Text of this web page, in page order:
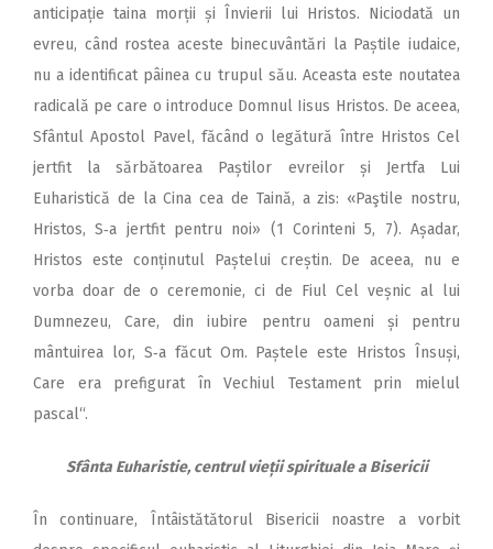
anticipație taina morții și Învierii lui Hristos. Niciodată un
evreu, când rostea aceste binecuvântări la Paștile iudaice,
nu a identificat pâinea cu trupul său. Aceasta este noutatea
radicală pe care o introduce Domnul Iisus Hristos. De aceea,
Sfântul Apostol Pavel, făcând o legătură între Hristos Cel
jertfit la sărbătoarea Paștilor evreilor și Jertfa Lui
Euharistică de la Cina cea de Taină, a zis: «Paştile nostru,
Hristos, S‑a jertfit pentru noi» (1 Corinteni 5, 7). Așadar,
Hristos este conținutul Paștelui creștin. De aceea, nu e
vorba doar de o ceremonie, ci de Fiul Cel veșnic al lui
Dumnezeu, Care, din iubire pentru oameni și pentru
mântuirea lor, S‑a făcut Om. Paștele este Hristos Însuși,
Care era prefigurat în Vechiul Testament prin mielul
pascal“.
Sfânta Euharistie, centrul vieții spirituale a Bisericii
În continuare, Întâistătătorul Bisericii noastre a vorbit